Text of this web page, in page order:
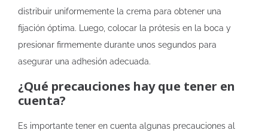
distribuir uniformemente la crema para obtener una
fijación óptima. Luego, colocar la prótesis en la boca y
presionar firmemente durante unos segundos para
asegurar una adhesión adecuada.
¿Qué precauciones hay que tener en
cuenta?
Es importante tener en cuenta algunas precauciones al